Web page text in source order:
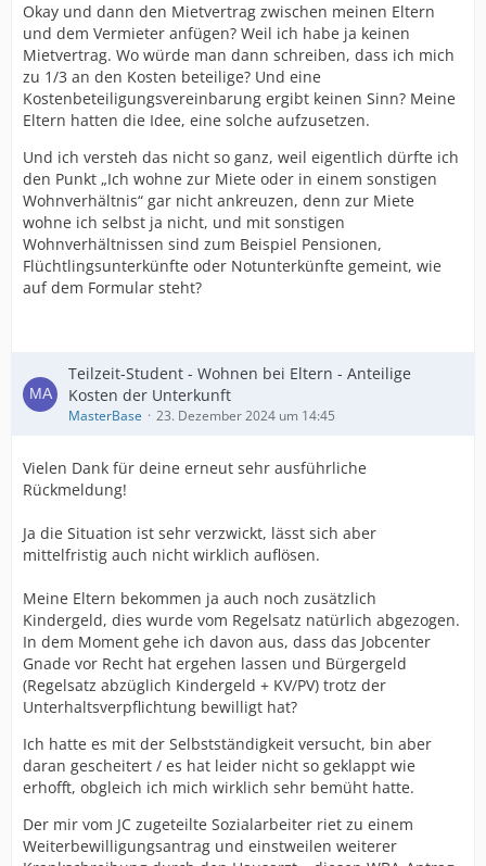
Okay und dann den Mietvertrag zwischen meinen Eltern
und dem Vermieter anfügen? Weil ich habe ja keinen
Mietvertrag. Wo würde man dann schreiben, dass ich mich
zu 1/3 an den Kosten beteilige? Und eine
Kostenbeteiligungsvereinbarung ergibt keinen Sinn? Meine
Eltern hatten die Idee, eine solche aufzusetzen.
Und ich versteh das nicht so ganz, weil eigentlich dürfte ich
den Punkt „Ich wohne zur Miete oder in einem sonstigen
Wohnverhältnis“ gar nicht ankreuzen, denn zur Miete
wohne ich selbst ja nicht, und mit sonstigen
Wohnverhältnissen sind zum Beispiel Pensionen,
Flüchtlingsunterkünfte oder Notunterkünfte gemeint, wie
auf dem Formular steht?
Teilzeit-Student - Wohnen bei Eltern - Anteilige
Kosten der Unterkunft
MasterBase 23. Dezember 2024 um 14:45
Vielen Dank für deine erneut sehr ausführliche
Rückmeldung!
Ja die Situation ist sehr verzwickt, lässt sich aber
mittelfristig auch nicht wirklich auflösen.
Meine Eltern bekommen ja auch noch zusätzlich
Kindergeld, dies wurde vom Regelsatz natürlich abgezogen.
In dem Moment gehe ich davon aus, dass das Jobcenter
Gnade vor Recht hat ergehen lassen und Bürgergeld
(Regelsatz abzüglich Kindergeld + KV/PV) trotz der
Unterhaltsverpflichtung bewilligt hat?
Ich hatte es mit der Selbstständigkeit versucht, bin aber
daran gescheitert / es hat leider nicht so geklappt wie
erhofft, obgleich ich mich wirklich sehr bemüht hatte.
Der mir vom JC zugeteilte Sozialarbeiter riet zu einem
Weiterbewilligungsantrag und einstweilen weiterer